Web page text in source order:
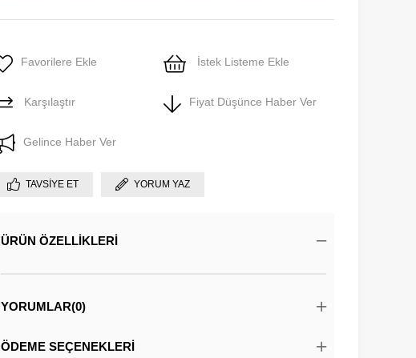
Favorilere Ekle İstek Listeme Ekle
Karşılaştır Fiyat Düşünce Haber Ver
Gelince Haber Ver
TAVSIYE ET YORUM YAZ
ÜRÜN ÖZELLIKLERI
YORUMLAR(0)
ÖDEME SEÇENEKLERI